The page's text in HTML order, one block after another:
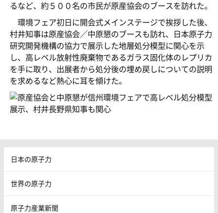
るなど、約５００名の市民が原産協会のブースを訪れた。
環境フェア初日に開会式メインステージで挨拶した後、
村井知事は原産協会／中原懇のブースも訪れ、日本原子力
研究開発機構の協力で展示した地層処分模型に関心を示
し、高レベル放射性廃棄物であるガラス固化体のレプリカ
を手に取り、出展者から処分後の埋め戻しについての説明
を求めるなど熱心に耳を傾けた。
日本の原子力
世界の原子力
原子力産業新聞